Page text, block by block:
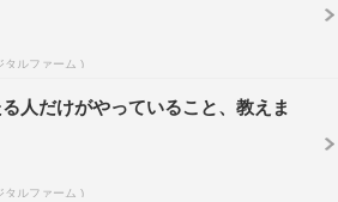
を担うだけにとどまらず、自らの
成を行い、アイドルのライブ演出や
の才能も持ち併せている。
『いいね!光源氏くん』（2020
タルファーム )
人だけがやっていること、教えま
タルファーム )